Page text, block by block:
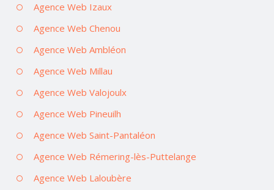
Agence Web Izaux
Agence Web Chenou
Agence Web Ambléon
Agence Web Millau
Agence Web Valojoulx
Agence Web Pineuilh
Agence Web Saint-Pantaléon
Agence Web Rémering-lès-Puttelange
Agence Web Laloubère